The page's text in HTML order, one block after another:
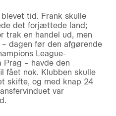
tid. Frank skulle
det forjættede land;
trak en handel ud, men
dagen før den afgørende
League-
Prag – havde den
fået nok. Klubben skulle
skifte, og med knap 24
var